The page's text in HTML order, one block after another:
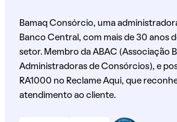
Bamaq Consórcio, uma
Banco Central, com mais de 30 anos
setor. Membro da ABAC (Associação
Administradoras de Consórcios), e
RA1000 no Reclame Aqui, que
atendimento ao cliente.